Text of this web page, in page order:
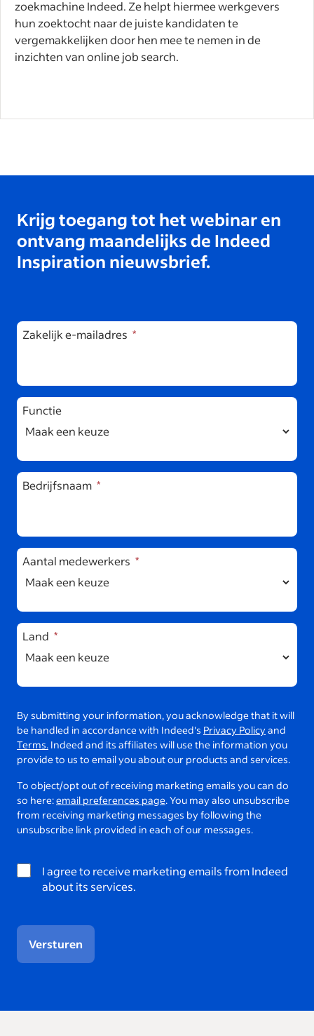
zoekmachine Indeed. Ze helpt hiermee werkgevers
hun zoektocht naar de juiste kandidaten te
vergemakkelijken door hen mee te nemen in de
inzichten van online job search.
Krijg toegang tot het webinar en
ontvang maandelijks de Indeed
Inspiration nieuwsbrief.
Zakelijk e-mailadres
Functie
Bedrijfsnaam
Aantal medewerkers
Land
By submitting your information, you acknowledge that it will
be handled in accordance with Indeed's Privacy Policyand
Terms. Indeed and its affiliates will use the information you
provide to us to email you about our products and services.
To object/opt out of receiving marketing emails you can do
so here:email preferences page. You may also unsubscribe
from receiving marketing messages by following the
unsubscribe link provided in each of our messages.
I agree to receive marketing emails from Indeed
about its services.
Versturen